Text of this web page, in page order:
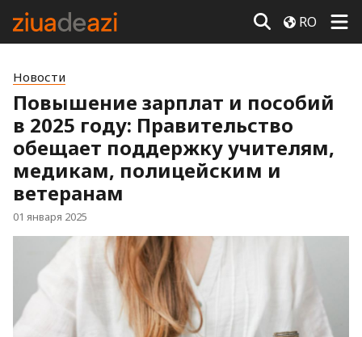
RO
Новости
Повышение зарплат и пособий
в 2025 году: Правительство
обещает поддержку учителям,
медикам, полицейским и
ветеранам
01 января 2025